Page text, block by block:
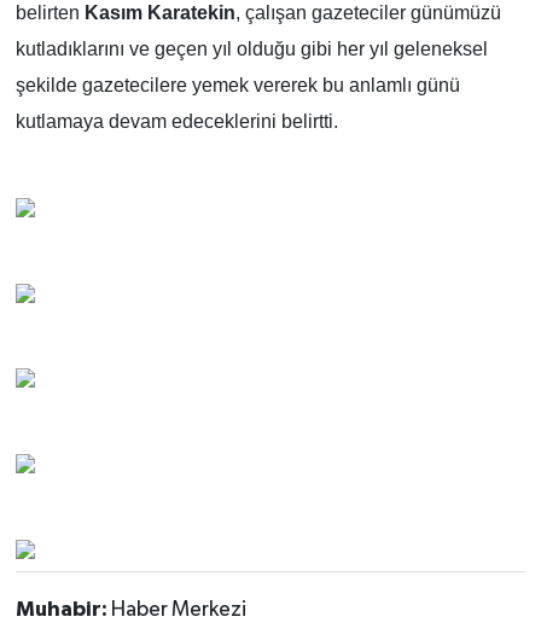
belirten Kasım Karatekin, çalışan gazeteciler günümüzü
kutladıklarını ve geçen yıl olduğu gibi her yıl geleneksel
şekilde gazetecilere yemek vererek bu anlamlı günü
kutlamaya devam edeceklerini belirtti.
Muhabir: Haber Merkezi